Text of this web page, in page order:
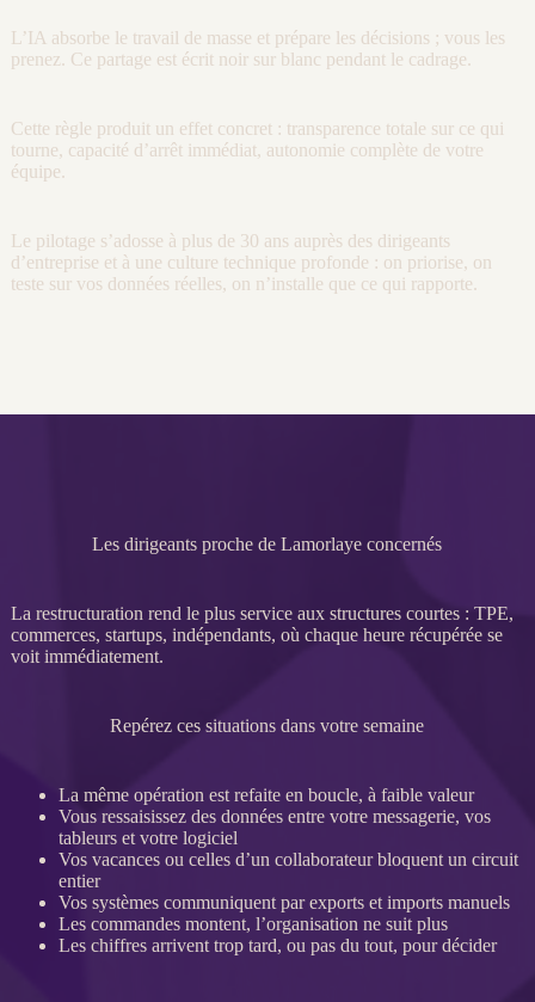
L’IA absorbe le travail de masse et prépare les décisions ; vous les
prenez. Ce partage est écrit noir sur blanc pendant le cadrage.
Cette règle produit un effet concret : transparence totale sur ce qui
tourne, capacité d’arrêt immédiat, autonomie complète de votre
équipe.
Le pilotage s’adosse à plus de 30 ans auprès des dirigeants
d’entreprise et à une culture technique profonde : on priorise, on
teste sur vos données réelles, on n’installe que ce qui rapporte.
Les dirigeants proche de Lamorlaye concernés
La restructuration rend le plus service aux structures courtes : TPE,
commerces, startups, indépendants, où chaque heure récupérée se
voit immédiatement.
Repérez ces situations dans votre semaine
La même opération est refaite en boucle, à faible valeur
Vous ressaisissez des donnéesentre votre messagerie, vos
tableurs et votre logiciel
Vos vacances ou celles d’un collaborateur bloquent un circuit
entier
Vos systèmes communiquent parexportset imports manuels
Les commandes montent, l’organisation ne suit plus
Les chiffres arrivent trop tard, ou pas du tout, pour décider